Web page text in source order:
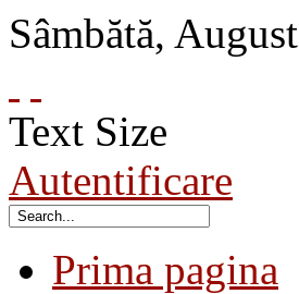
Sâmbătă, August
Text Size
Autentificare
Prima pagina